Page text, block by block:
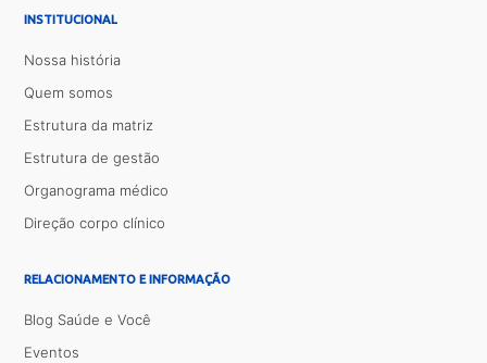
INSTITUCIONAL
Nossa história
Quem somos
Estrutura da matriz
Estrutura de gestão
Organograma médico
Direção corpo clínico
RELACIONAMENTO E INFORMAÇÃO
Blog Saúde e Você
Eventos